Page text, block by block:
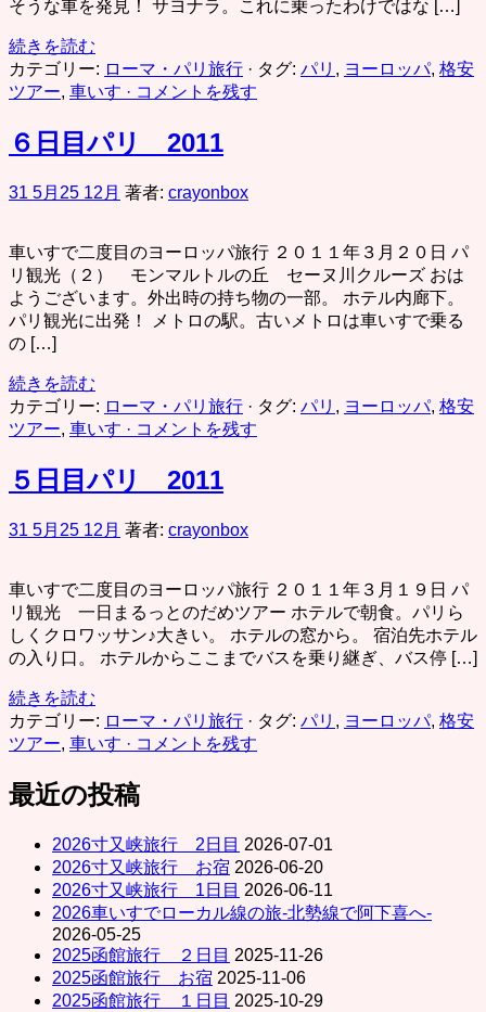
そうな車を発見！ サヨナラ。これに乗ったわけではな […]
続きを読む
カテゴリー: ローマ・パリ旅行 · タグ: パリ , ヨーロッパ, 格安
ツアー, 車いす · コメントを残す
６日目パリ 2011
31 5月 25 12月 著者: crayonbox
車いすで二度目のヨーロッパ旅行 ２０１１年３月２０日 パ
リ観光（２） モンマルトルの丘 セーヌ川クルーズ おは
ようございます。外出時の持ち物の一部。 ホテル内廊下。
パリ観光に出発！ メトロの駅。古いメトロは車いすで乗る
の […]
続きを読む
カテゴリー: ローマ・パリ旅行 · タグ: パリ , ヨーロッパ, 格安
ツアー, 車いす · コメントを残す
５日目パリ 2011
31 5月 25 12月 著者: crayonbox
車いすで二度目のヨーロッパ旅行 ２０１１年３月１９日 パ
リ観光 一日まるっとのだめツアー ホテルで朝食。パリら
しくクロワッサン♪大きい。 ホテルの窓から。 宿泊先ホテル
の入り口。 ホテルからここまでバスを乗り継ぎ、バス停 […]
続きを読む
カテゴリー: ローマ・パリ旅行 · タグ: パリ , ヨーロッパ, 格安
ツアー, 車いす · コメントを残す
最近の投稿
2026寸又峡旅行 2日目 2026-07-01
2026寸又峡旅行 お宿 2026-06-20
2026寸又峡旅行 1日目 2026-06-11
2026車いすでローカル線の旅-北勢線で阿下喜へ-
2026-05-25
2025函館旅行 ２日目 2025-11-26
2025函館旅行 お宿 2025-11-06
2025函館旅行 １日目 2025-10-29